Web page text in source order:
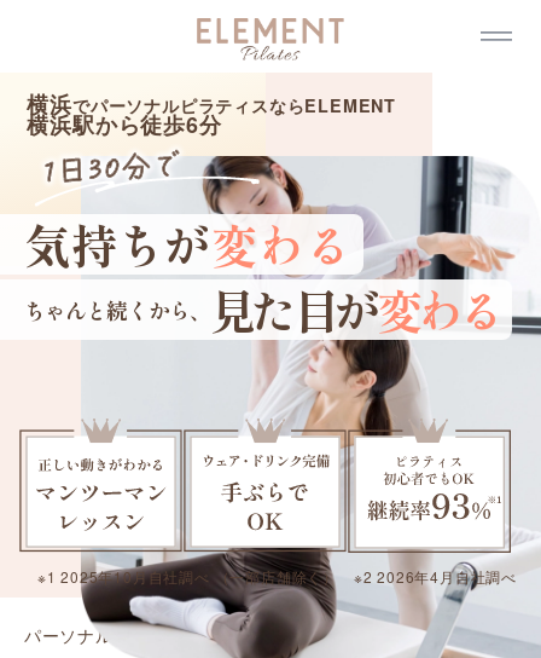
動
横浜でパーソナルピラティスならELEMENT
横浜駅から徒歩6分
気持ちが変わる
ちゃんと続くから、 見た目が変わる
※1 2025年10月自社調べ （一部店舗除く） ※2 2026年4月自社調べ
パーソナルピラティス ELEMENT 横浜店